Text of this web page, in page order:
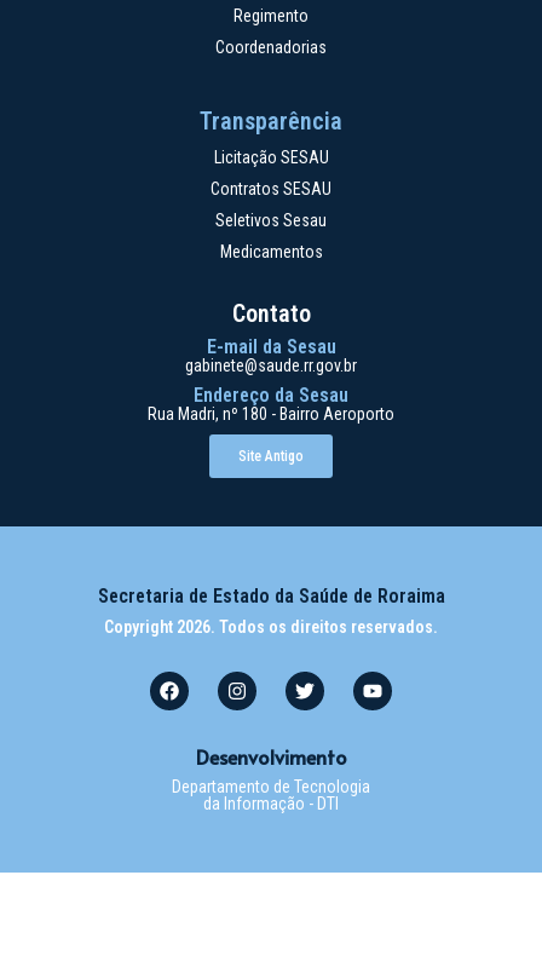
Regimento
Coordenadorias
Transparência
Licitação SESAU
Contratos SESAU
Seletivos Sesau
Medicamentos
Contato
E-mail da Sesau
gabinete@saude.rr.gov.br
Endereço da Sesau
Rua Madri, nº 180 - Bairro Aeroporto
Site Antigo
Secretaria de Estado da Saúde de Roraima
Copyright 2026. Todos os direitos reservados.
Desenvolvimento
Departamento de Tecnologia
da Informação - DTI